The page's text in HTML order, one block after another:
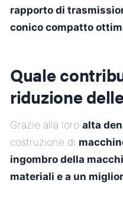
rapporto di
conico compatto
Quale
riduzione
Grazie alla loro alta
costruzione di
ingombro della
materiali e a un